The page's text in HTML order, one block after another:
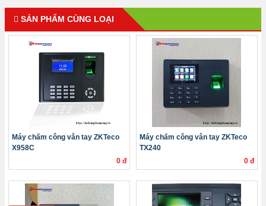
SẢN PHẨM CÙNG LOẠI
Máy chấm công vân tay ZKTeco
X958C
0 đ
Máy chấm công vân tay ZKTeco
TX240
0 đ